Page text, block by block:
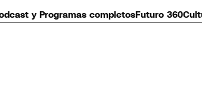
y Programas completosFuturo 360